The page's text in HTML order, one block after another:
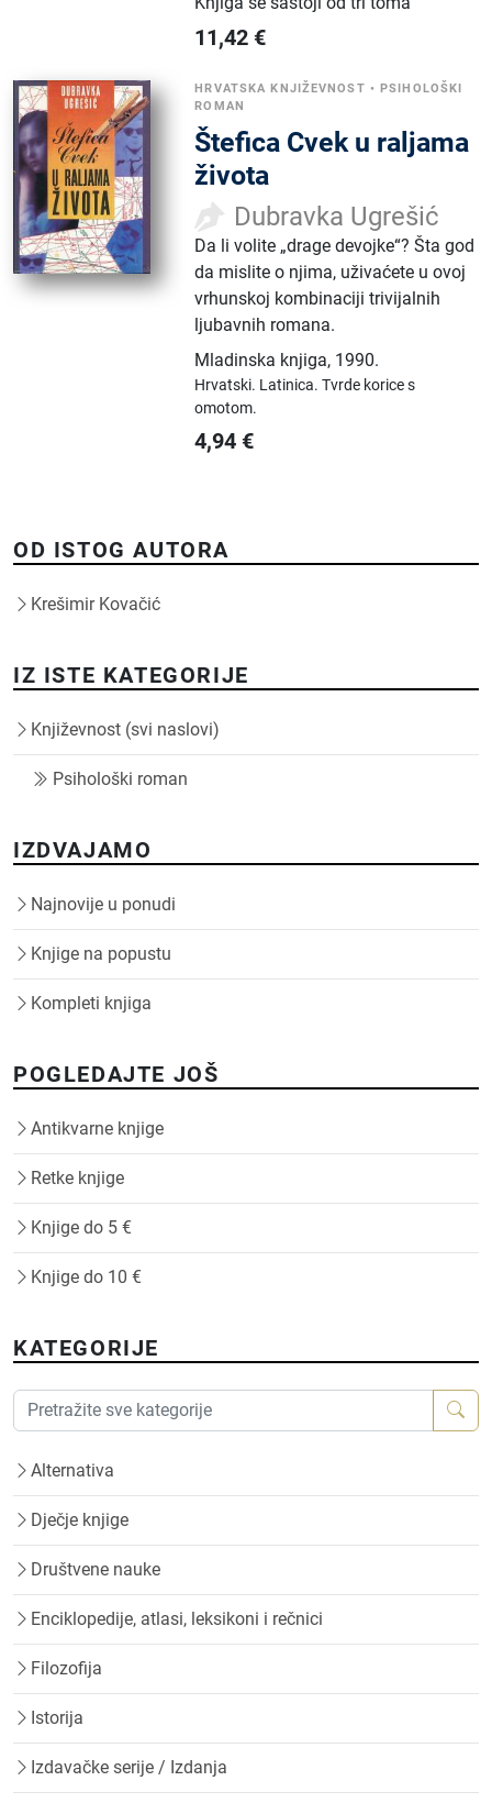
11,42 €
HRVATSKA KNJIŽEVNOST •PSIHOLOŠKI
ROMAN
Štefica Cvek u raljama
života
Dubravka Ugrešić
Da li volite „drage devojke“? Šta god
da mislite o njima, uživaćete u ovoj
vrhunskoj kombinaciji trivijalnih
ljubavnih romana.
Mladinska knjiga, 1990.
Hrvatski. Latinica.Tvrde korice s
omotom.
4,94 €
OD ISTOG AUTORA
Krešimir Kovačić
IZ ISTE KATEGORIJE
Književnost (svi naslovi)
Psihološki roman
IZDVAJAMO
Najnovije u ponudi
Knjige na popustu
Kompleti knjiga
POGLEDAJTE JOŠ
Antikvarne knjige
Retke knjige
Knjige do 5 €
Knjige do 10 €
KATEGORIJE
Alternativa
Dječje knjige
Društvene nauke
Enciklopedije, atlasi, leksikoni i rečnici
Filozofija
Istorija
Izdavačke serije / Izdanja